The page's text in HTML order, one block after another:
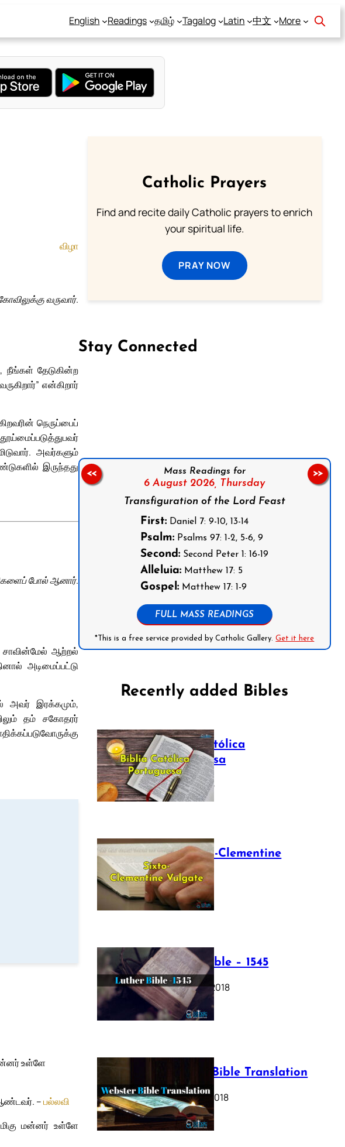
English Readings தமிழ் Tagalog Latin 中文 More
விழா
வருவார்.
தேடுகின்ற
என்கிறார்
நெருப்பைப்
அவர்களும்
இருந்தது
போல் ஆனார்.
ஆற்றல்
அடிமைப்பட்டு
அவர் இரக்கமும்,
தம் சகோதரர்
உள்ளே
–பல்லவி
மன்னர் உள்ளே
Catholic Prayers
Find and recite daily Catholic prayers to enrich
your spiritual life.
PRAY NOW
Stay Connected
Mass Readings for
6 August 2026, Thursday
Transfiguration of the Lord Feast
First: Daniel 7: 9-10, 13-14
Psalm: Psalms 97: 1-2, 5-6, 9
Second: Second Peter 1: 16-19
Alleluia: Matthew 17: 5
Gospel: Matthew 17: 1-9
FULL MASS READINGS
*This is a free service provided by Catholic Gallery.Get it here
<< >>
Recently added Bibles
Bíblia Católica
Portuguesa
July 16, 2025
The Sixto-Clementine
Vulgate
July 12, 2025
Luther Bible – 1545
October 17, 2018
Webster Bible Translation
October 11, 2018